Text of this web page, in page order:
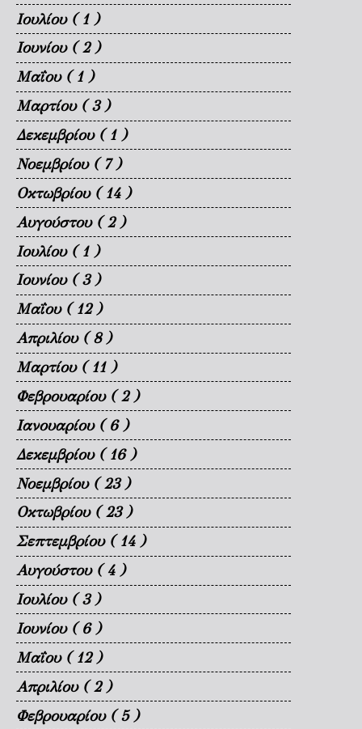
Ιουλίου ( 1 )
Ιουνίου ( 2 )
Μαΐου ( 1 )
Μαρτίου ( 3 )
Δεκεμβρίου ( 1 )
Νοεμβρίου ( 7 )
Οκτωβρίου ( 14 )
Αυγούστου ( 2 )
Ιουλίου ( 1 )
Ιουνίου ( 3 )
Μαΐου ( 12 )
Απριλίου ( 8 )
Μαρτίου ( 11 )
Φεβρουαρίου ( 2 )
Ιανουαρίου ( 6 )
Δεκεμβρίου ( 16 )
Νοεμβρίου ( 23 )
Οκτωβρίου ( 23 )
Σεπτεμβρίου ( 14 )
Αυγούστου ( 4 )
Ιουλίου ( 3 )
Ιουνίου ( 6 )
Μαΐου ( 12 )
Απριλίου ( 2 )
Φεβρουαρίου ( 5 )